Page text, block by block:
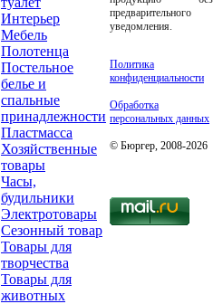
Интерьер
Мебель
Полотенца
Постельное
белье и
спальные
принадлежности
Пластмасса
Хозяйственные
товары
Часы,
будильники
Электротовары
Сезонный товар
Товары для
творчества
Товары для
животных
предварительного
уведомления.
Политика
конфиденциальности
Обработка
персональных данных
© Бюргер, 2008-2026